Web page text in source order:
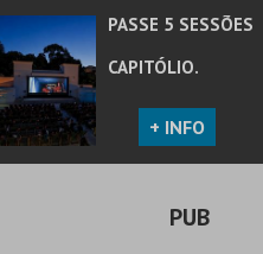
PASSE 5 SESSÕES
CAPITÓLIO.
+ INFO
PUB